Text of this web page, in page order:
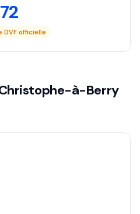
72
DVF officielle
à-Berry